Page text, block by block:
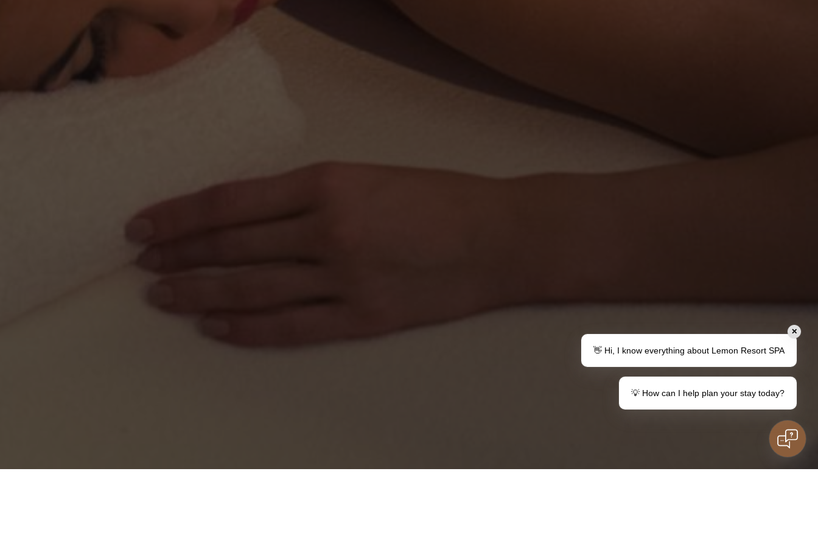
✕
👋 Hi, I know everything about Lemon Resort SPA
💡 How can I help plan your stay today?